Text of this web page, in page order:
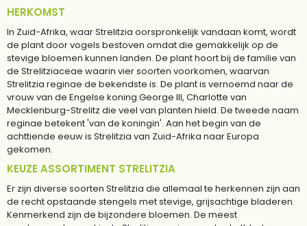
HERKOMST
In Zuid-Afrika, waar Strelitzia oorspronkelijk vandaan komt, wordt
de plant door vogels bestoven omdat die gemakkelijk op de
stevige bloemen kunnen landen. De plant hoort bij de familie van
de Strelitziaceae waarin vier soorten voorkomen, waarvan
Strelitzia reginae de bekendste is. De plant is vernoemd naar de
vrouw van de Engelse koning George III, Charlotte van
Mecklenburg-Strelitz die veel van planten hield. De tweede naam
reginae betekent 'van de koningin'. Aan het begin van de
achttiende eeuw is Strelitzia van Zuid-Afrika naar Europa
gekomen.
KEUZE ASSORTIMENT STRELITZIA
Er zijn diverse soorten Strelitzia die allemaal te herkennen zijn aan
de recht opstaande stengels met stevige, grijsachtige bladeren.
Kenmerkend zijn de bijzondere bloemen. De meest